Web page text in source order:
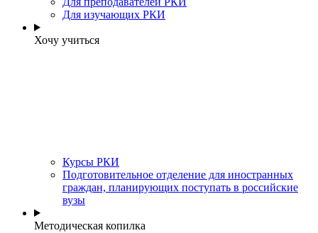
Для изучающих РКИ
Хочу учиться
Курсы РКИ
Подготовительное отделение для иностранных
граждан, планирующих поступать в российские
вузы
Методическая копилка